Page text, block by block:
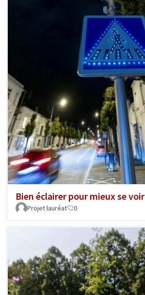
Bien éclairer pour mieux se voir
Projet lauréat 0